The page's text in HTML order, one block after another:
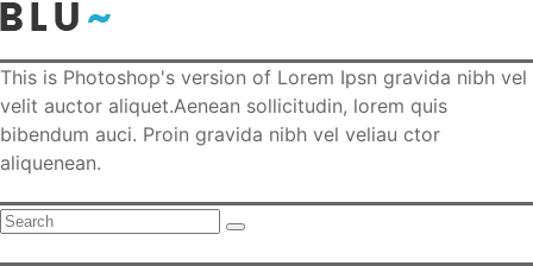
This is Photoshop's version of Lorem Ipsn gravida nibh vel
velit auctor aliquet.Aenean sollicitudin, lorem quis
bibendum auci. Proin gravida nibh vel veliau ctor
aliquenean.
Search